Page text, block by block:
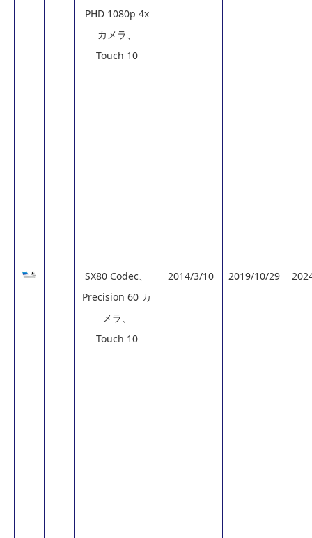
PHD 1080p 4x
カメラ、
Touch 10
SX80 Codec、
Precision 60 カ
メラ、
Touch 10
2014/3/10 2019/10/29